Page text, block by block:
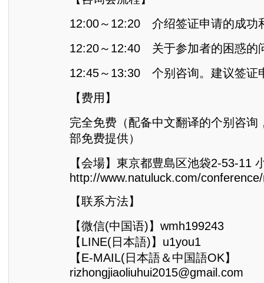
12:00～12:20 介绍签证申请的成功
12:20～12:40 关于参加者的困惑的
12:45～13:30 个别咨询。建议签证
【费用】
完全免费（配备中文翻译的个别咨询
部免费提供）
【会場】東京都豊島区池袋2-53-11
http://www.natuluck.com/
【联系方法】
【微信(中国语)】wmh199243
【LINE(日本語)】u1you1
【E-MAIL(日本語＆中国語OK】
rizhongjiaoliuhui2015@gmail.com